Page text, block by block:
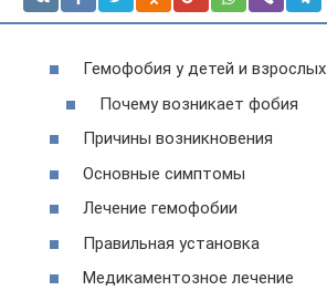
Гемофобия у детей и взрослых
Почему возникает фобия
Причины возникновения
Основные симптомы
Лечение гемофобии
Правильная установка
Медикаментозное лечение